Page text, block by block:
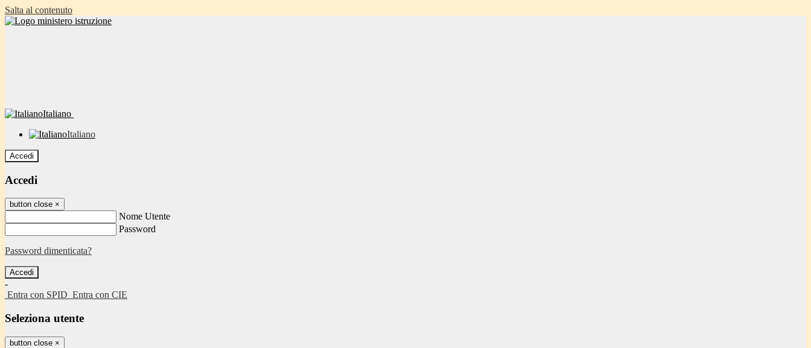
Salta al contenuto
Italiano
Italiano
Accedi
Accedi
button close ×
Nome Utente
Password
Password dimenticata?
-
Entra con SPID Entra con CIE
Seleziona utente
button close ×